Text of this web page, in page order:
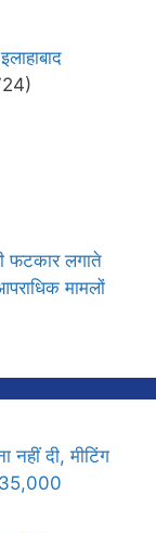
फटकार लगाते
मामलों
दी, मीटिंग